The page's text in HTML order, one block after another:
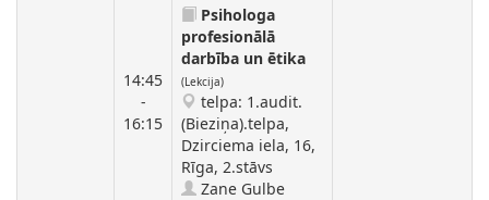
14:45
-
16:15
Psihologa
profesionālā
darbība un ētika
(Lekcija)
telpa: 1.audit.
(Bieziņa).telpa,
Dzirciema iela, 16,
Rīga, 2.stāvs
Zane Gulbe